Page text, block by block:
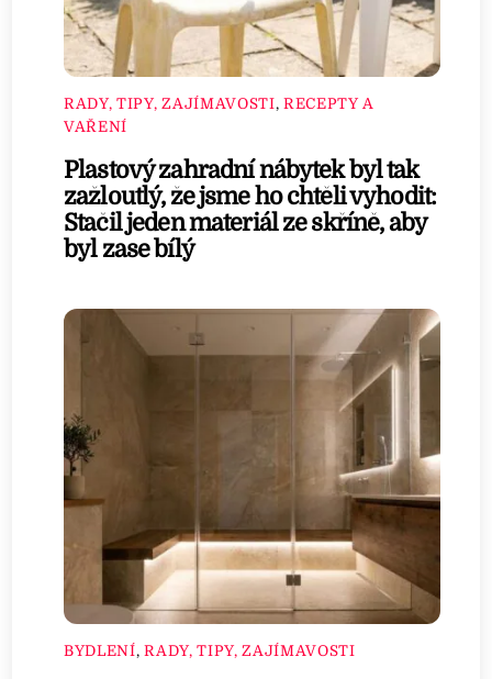
RADY, TIPY, ZAJÍMAVOSTI, RECEPTY A
VAŘENÍ
Plastový zahradní nábytek byl tak
zažloutlý, že jsme ho chtěli vyhodit:
Stačil jeden materiál ze skříně, aby
byl zase bílý
BYDLENÍ,RADY, TIPY, ZAJÍMAVOSTI